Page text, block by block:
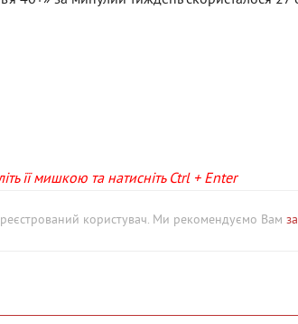
її мишкою та натисніть Ctrl + Enter
користувач. Ми рекомендуємо Вам